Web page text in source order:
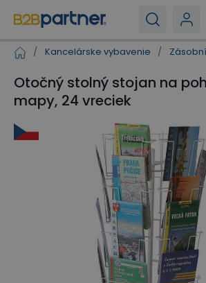
/ Kancelárske vybavenie /
Otočný stolný stojan na
mapy, 24 vreciek